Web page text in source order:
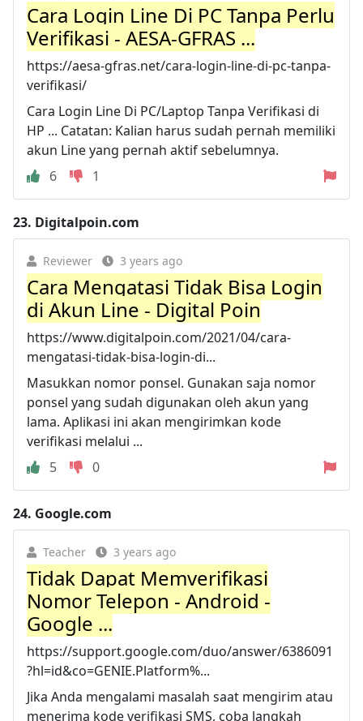
Cara Login Line Di PC Tanpa Perlu
Verifikasi - AESA-GFRAS ...
https://aesa-gfras.net/cara-login-line-di-pc-tanpa-
verifikasi/
Cara Login Line Di PC/Laptop Tanpa Verifikasi di
HP ... Catatan: Kalian harus sudah pernah memiliki
akun Line yang pernah aktif sebelumnya.
6
1
23. Digitalpoin.com
Reviewer 3 years ago
Cara Mengatasi Tidak Bisa Login
di Akun Line - Digital Poin
https://www.digitalpoin.com/2021/04/cara-
mengatasi-tidak-bisa-login-di...
Masukkan nomor ponsel. Gunakan saja nomor
ponsel yang sudah digunakan oleh akun yang
lama. Aplikasi ini akan mengirimkan kode
verifikasi melalui ...
5
0
24. Google.com
Teacher 3 years ago
Tidak Dapat Memverifikasi
Nomor Telepon - Android -
Google ...
https://support.google.com/duo/answer/6386091
?hl=id&co=GENIE.Platform%...
Jika Anda mengalami masalah saat mengirim atau
menerima kode verifikasi SMS, coba langkah